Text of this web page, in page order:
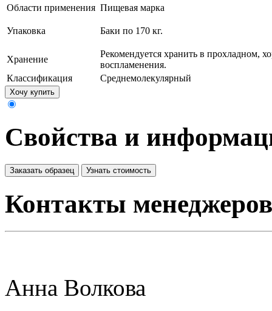
Области применения Пищевая марка
Упаковка Баки по 170 кг.
Хранение
Рекомендуется хранить в прохладном,
воспламенения.
Классификация
Среднемолекулярный
Хочу купить
Свойства и
Заказать образец Узнать стоимость
Контакты менеджеров
Анна Волкова